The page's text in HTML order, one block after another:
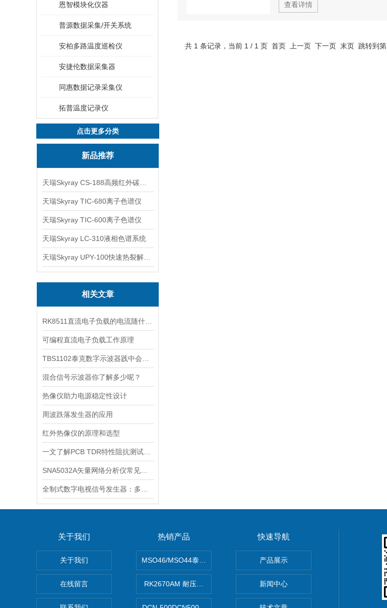
恩智模块化仪器
普源数据采集/开关系统
安柏多路温度巡检仪
安捷伦数据采集器
同惠数据记录采集仪
拓普温度记录仪
点击更多分类
新品推荐
天瑞Skyray TIC-680离子色谱仪
天瑞Skyray TIC-600离子色谱仪
天瑞Skyray LC-310液相色谱系统
相关文章
可编程直流电子负载工作原理
混合信号示波器你了解多少呢？
热像仪助力电源稳定性设计
周波跌落发生器的应用
红外热像仪的原理和选型
查看详情
共 1 条记录，当前 1 / 1 页 首页 上一页 下一页 末页 跳转到第
关于我们
关于我们
在线留言
热销产品
MSO46/MSO44泰克Tektronix MSO44/MSO46混合信号示波器
RK2670AM 耐压测试仪
快速导航
产品展示
新闻中心